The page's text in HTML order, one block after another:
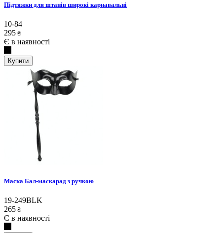
Підтяжки для штанів широкі карнавальні
10-84
295 ₴
Є в наявності
Купити
Маска Бал-маскарад з ручкою
19-249BLK
265 ₴
Є в наявності